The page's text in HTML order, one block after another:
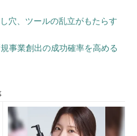
穴、ツールの乱立がもたらす
事業創出の成功確率を高める